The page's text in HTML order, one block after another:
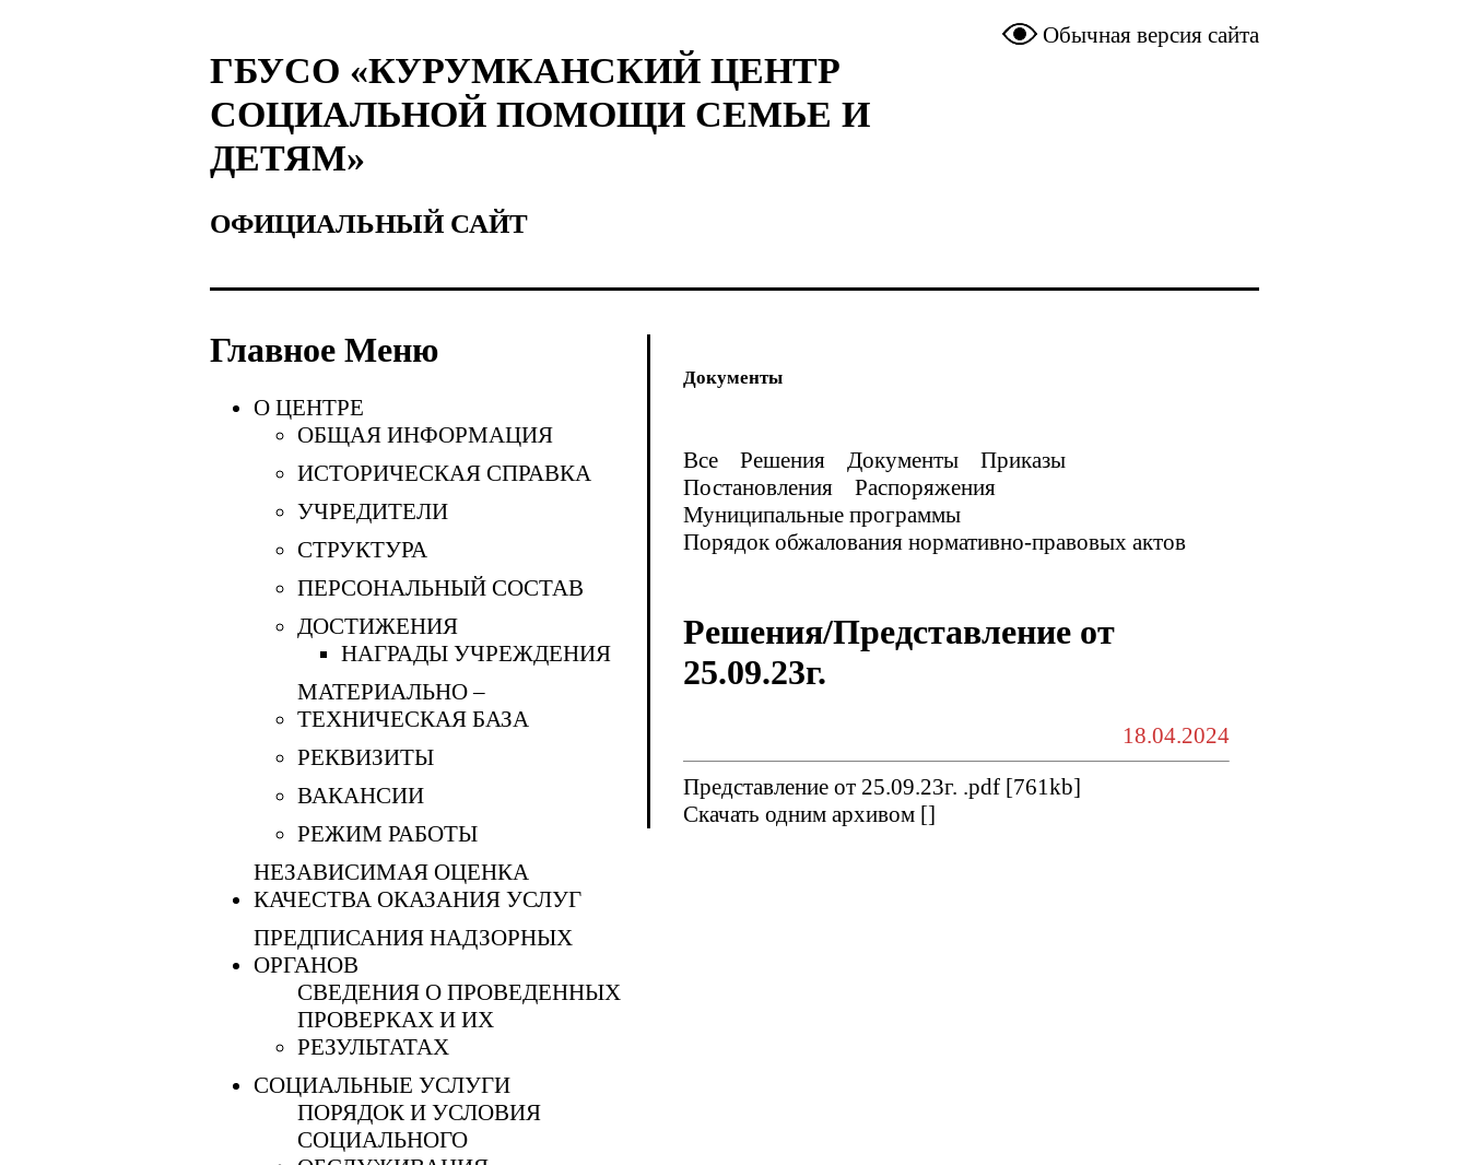
Обычная версия сайта
ГБУСО «КУРУМКАНСКИЙ ЦЕНТР
СОЦИАЛЬНОЙ ПОМОЩИ СЕМЬЕ И
ДЕТЯМ»
ОФИЦИАЛЬНЫЙ САЙТ
Главное Меню
О ЦЕНТРЕ
ОБЩАЯ ИНФОРМАЦИЯ
ИСТОРИЧЕСКАЯ СПРАВКА
УЧРЕДИТЕЛИ
СТРУКТУРА
ПЕРСОНАЛЬНЫЙ СОСТАВ
ДОСТИЖЕНИЯ
НАГРАДЫ УЧРЕЖДЕНИЯ
МАТЕРИАЛЬНО –
ТЕХНИЧЕСКАЯ БАЗА
РЕКВИЗИТЫ
ВАКАНСИИ
РЕЖИМ РАБОТЫ
НЕЗАВИСИМАЯ ОЦЕНКА
КАЧЕСТВА ОКАЗАНИЯ УСЛУГ
ПРЕДПИСАНИЯ НАДЗОРНЫХ
ОРГАНОВ
СВЕДЕНИЯ О ПРОВЕДЕННЫХ
ПРОВЕРКАХ И ИХ
РЕЗУЛЬТАТАХ
СОЦИАЛЬНЫЕ УСЛУГИ
ПОРЯДОК И УСЛОВИЯ
СОЦИАЛЬНОГО
Документы
Все Решения Документы
Приказы
Постановления
Распоряжения
Муниципальные программы
Порядок обжалования нормативно-правовых актов
Решения/Представление от
25.09.23г.
18.04.2024
Представление от 25.09.23г. .pdf [761kb]
Скачать одним архивом []